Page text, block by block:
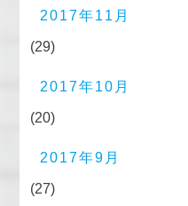
2017年11月
(29)
2017年10月
(20)
2017年9月
(27)